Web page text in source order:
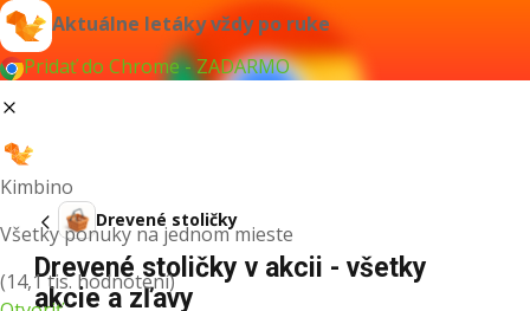
Aktuálne letáky vždy po ruke
Pridať do Chrome - ZADARMO
Kimbino
Všetky ponuky na jednom mieste
(14,1 tis. hodnotení)
Drevené stoličky
Drevené stoličky v akcii - všetky
akcie a zľavy